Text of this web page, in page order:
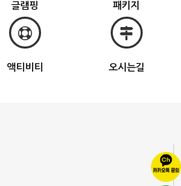
글램핑 패키지
액티비티 오시는길